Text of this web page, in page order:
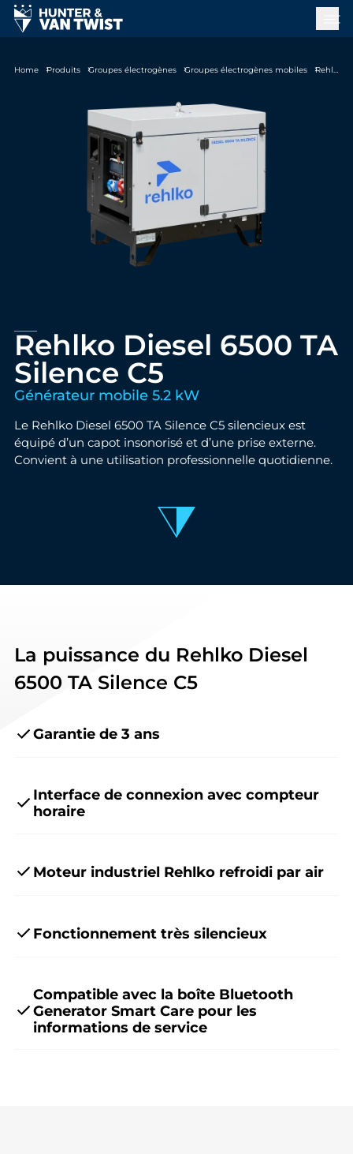
Home Produits Groupes électrogènes Groupes électrogènes mobiles Rehlko Diesel 6500 TA Silence C5
Rehlko Diesel 6500 TA
Silence C5
Générateur mobile 5.2 kW
Le Rehlko Diesel 6500 TA Silence C5 silencieux est
équipé d’un capot insonorisé et d’une prise externe.
Convient à une utilisation professionnelle quotidienne.
La puissance du Rehlko Diesel
6500 TA Silence C5
Garantie de 3 ans
Interface de connexion avec compteur
horaire
Moteur industriel Rehlko refroidi par air
Fonctionnement très silencieux
Compatible avec la boîte Bluetooth
Generator Smart Care pour les
informations de service